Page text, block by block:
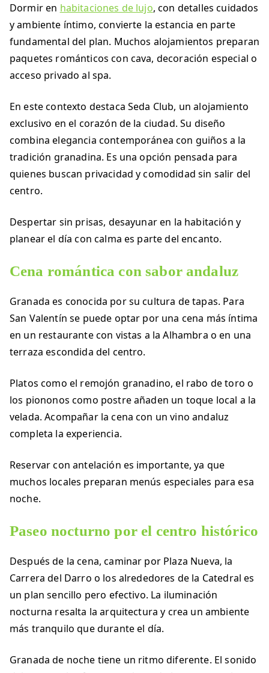
Dormir en habitaciones de lujo, con detalles cuidados
y ambiente íntimo, convierte la estancia en parte
fundamental del plan. Muchos alojamientos preparan
paquetes románticos con cava, decoración especial o
acceso privado al spa.
En este contexto destaca Seda Club, un alojamiento
exclusivo en el corazón de la ciudad. Su diseño
combina elegancia contemporánea con guiños a la
tradición granadina. Es una opción pensada para
quienes buscan privacidad y comodidad sin salir del
centro.
Despertar sin prisas, desayunar en la habitación y
planear el día con calma es parte del encanto.
Cena romántica con sabor andaluz
Granada es conocida por su cultura de tapas. Para
San Valentín se puede optar por una cena más íntima
en un restaurante con vistas a la Alhambra o en una
terraza escondida del centro.
Platos como el remojón granadino, el rabo de toro o
los piononos como postre añaden un toque local a la
velada. Acompañar la cena con un vino andaluz
completa la experiencia.
Reservar con antelación es importante, ya que
muchos locales preparan menús especiales para esa
noche.
Paseo nocturno por el centro histórico
Después de la cena, caminar por Plaza Nueva, la
Carrera del Darro o los alrededores de la Catedral es
un plan sencillo pero efectivo. La iluminación
nocturna resalta la arquitectura y crea un ambiente
más tranquilo que durante el día.
Granada de noche tiene un ritmo diferente. El sonido